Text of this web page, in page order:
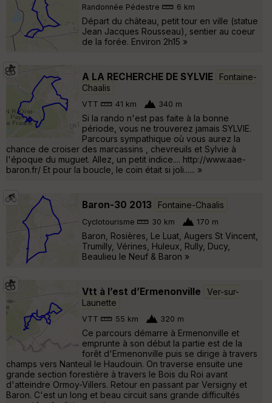
Randonnée Pédestre 6 km
Départ du château, petit tour en ville (statue
Jean Jacques Rousseau), sentier au coeur
de la forée. Environ 2h15 »
A LA RECHERCHE DE SYLVIE
Fontaine-
Chaalis
VTT 41 km 340 m
Si la rando n'est pas faite à la bonne
période, vous ne trouverez jamais SYLVIE.
Parcours sympathique où vous aurez la
chance de croiser des marcassins , chevreuils et Sylvie à
l'époque du muguet. Allez, un petit indice.... http://www.aae-
baron.fr/ Et pour la boucle, le coin était si joli...... »
Baron-30 2013 Fontaine-Chaalis
Cyclotourisme 30 km 170 m
Baron, Rosières, Le Luat, Augers St Vincent,
Trumilly, Vérines, Huleux, Rully, Ducy,
Beaulieu le Neuf & Baron »
Vtt à l’est d’Ermenonville
Ver-sur-
Launette
VTT 55 km 320 m
Ce parcours démarre à Ermenonville et
emprunte à son début la partie est de la
forêt d'Ermenonville puis se dirige à travers
champs vers Nanteuil le Haudouin. On traverse ensuite une
grande section forestière à travers le Bois du Roi avant
d'atteindre Ormoy-Villers. Retour en passant par Versigny et
Baron. C'est un long et beau circuit sans grande difficultés